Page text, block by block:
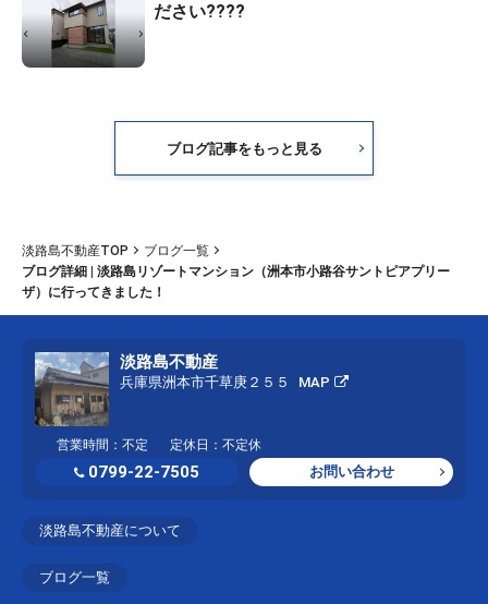
ださい????
ブログ記事をもっと見る
淡路島不動産TOP
ブログ一覧
ブログ詳細 | 淡路島リゾートマンション（洲本市小路谷サントピアプリー
ザ）に行ってきました！
淡路島不動産
兵庫県洲本市千草庚２５５ MAP
営業時間：不定 定休日：不定休
0799-22-7505 お問い合わせ
淡路島不動産について
ブログ一覧